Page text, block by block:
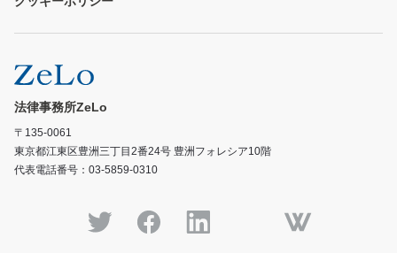
法律事務所ZeLo
〒135-0061
東京都江東区豊洲三丁目2番24号 豊洲フォレシア10階
代表電話番号：03-5859-0310